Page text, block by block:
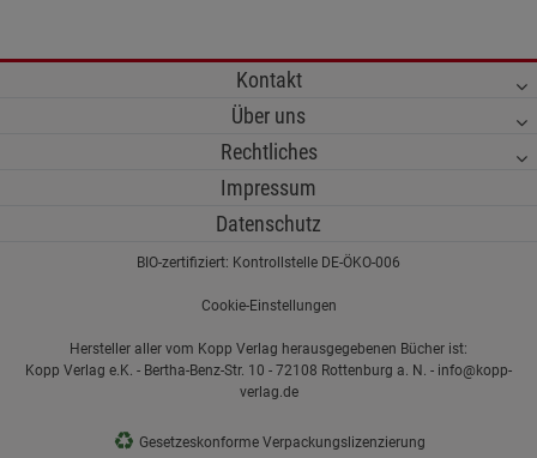
Kontakt
Über uns
Rechtliches
Impressum
Datenschutz
BIO-zertifiziert: Kontrollstelle DE-ÖKO-006
Cookie-Einstellungen
Hersteller aller vom Kopp Verlag herausgegebenen Bücher ist:
Kopp Verlag e.K. - Bertha-Benz-Str. 10 - 72108 Rottenburg a. N. - info@kopp-
verlag.de
♻ Gesetzeskonforme Verpackungslizenzierung